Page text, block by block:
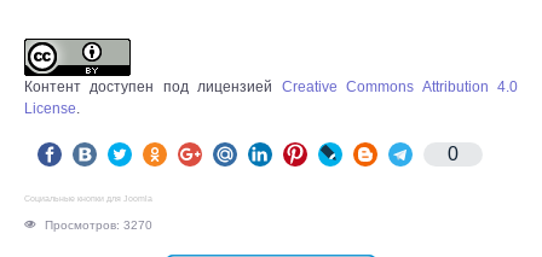
Контент доступен под лицензией Creative Commons Attribution 4.0
License.
0
Социальные кнопки для Joomla
Просмотров: 3270